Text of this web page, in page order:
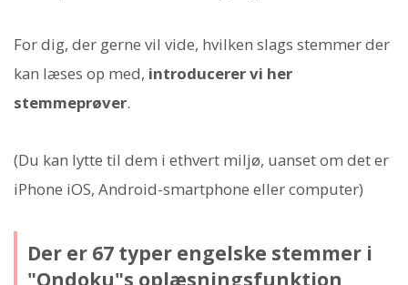
For dig, der gerne vil vide, hvilken slags stemmer der
kan læses op med, introducerer vi her
stemmeprøver.
(Du kan lytte til dem i ethvert miljø, uanset om det er
iPhone iOS, Android-smartphone eller computer)
Der er 67 typer engelske stemmer i
"Ondoku"s oplæsningsfunktion